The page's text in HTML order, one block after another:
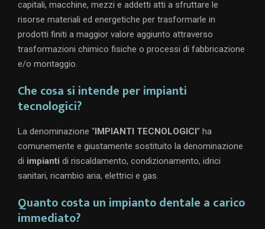
capitali, macchine, mezzi e addetti atti a sfruttare le
risorse materiali ed energetiche per trasformarle in
prodotti finiti a maggior valore aggiunto attraverso
trasformazioni chimico fisiche o processi di fabbricazione
e/o montaggio.
Che cosa si intende per impianti
tecnologici?
La denominazione “IMPIANTI TECNOLOGICI” ha
comunemente e giustamente sostituito la denominazione
di impianti di riscaldamento, condizionamento, idrici
sanitari, ricambio aria, elettrici e gas.
Quanto costa un impianto dentale a carico
immediato?